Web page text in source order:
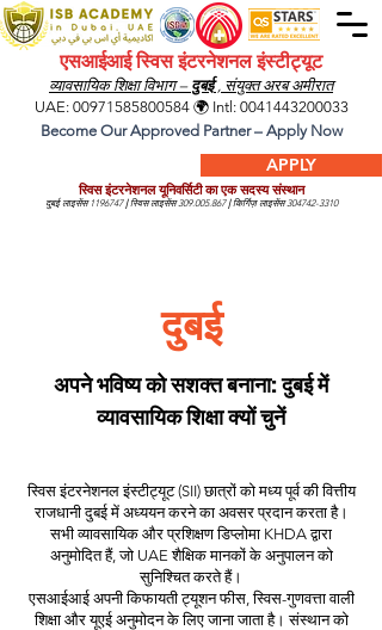
एसआईआई स्विस इंटरनेशनल इंस्टीट्यूट
व्यावसायिक शिक्षा विभाग – दुबई, संयुक्त अरब अमीरात
APPLY
स्विस इंटरनेशनल यूनिवर्सिटी का एक सदस्य संस्थान
दुबई लाइसेंस1196747 |स्विस लाइसेंस309.005.867 |किर्गिज़ लाइसेंस304742-3310
UAE: 00971585800584🌍 Intl: 0041443200033
Become Our Approved Partner – Apply Now
दुबई
अपने भविष्य को सशक्त बनाना: दुबई में
व्यावसायिक शिक्षा क्यों चुनें
स्विस इंटरनेशनल इंस्टीट्यूट (SII) छात्रों को मध्य पूर्व की वित्तीय
राजधानी दुबई में अध्ययन करने का अवसर प्रदान करता है।
सभी व्यावसायिक और प्रशिक्षण डिप्लोमा KHDA द्वारा
अनुमोदित हैं, जो UAE शैक्षिक मानकों के अनुपालन को
सुनिश्चित करते हैं।
एसआईआई अपनी किफायती ट्यूशन फीस, स्विस-गुणवत्ता वाली
शिक्षा और यूएई अनुमोदन के लिए जाना जाता है। संस्थान को